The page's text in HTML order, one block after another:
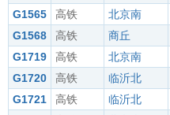
G1565
高铁 北京南
G1568
高铁 商丘
G1719
高铁 北京南
G1720
高铁 临沂北
G1721
高铁 临沂北